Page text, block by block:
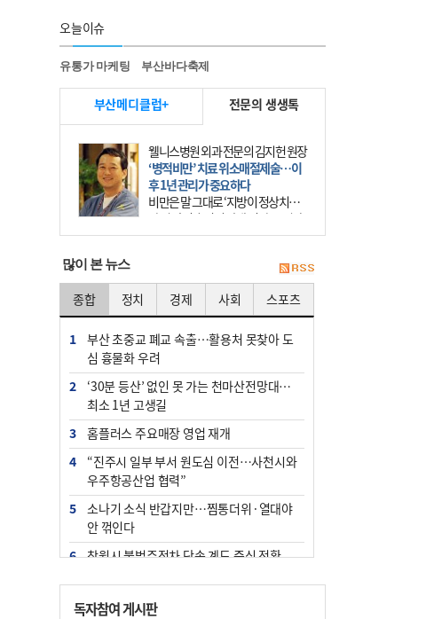
오늘이슈
유통가 마케팅 부산바다축제
부산메디클럽+ 전문의 생생톡
웰니스병원 외과 전문의 김지헌 원장
‘병적비만’ 치료 위소매절제술…이
후 1년 관리가 중요하다
비만은 말 그대로 ‘지방이 정상치보
다 더 많이 축적된 상태’이다. 그러나
비만은 더는 외모의 문제에 끝나지 않
많이 본 뉴스
종합 정치 경제 사회 스포츠
1
부산 초중교 폐교 속출…활용처 못찾아 도
심 흉물화 우려
2
‘30분 등산’ 없인 못 가는 천마산전망대…
최소 1년 고생길
3
홈플러스 주요매장 영업 재개
4
“진주시 일부 부서 원도심 이전…사천시와
우주항공산업 협력”
5
소나기 소식 반갑지만…찜통더위·열대야
안 꺾인다
6
창원시 불법주정차 단속 계도 중심 전환
7
엘시티 ‘사무장병원’ 일당 기소…명의 빌려
준 의사는 구속
독자참여 게시판